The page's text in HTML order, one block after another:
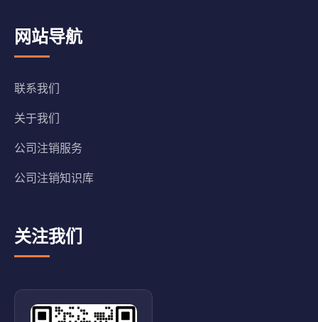
网站导航
联系我们
关于我们
公司注销服务
公司注销知识库
关注我们